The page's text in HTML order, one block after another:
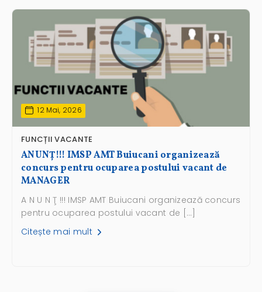
12 Mai, 2026
FUNCȚII VACANTE
ANUNŢ!!! IMSP AMT Buiucani organizează
concurs pentru ocuparea postului vacant de
MANAGER
A N U N Ţ !!! IMSP AMT Buiucani organizează concurs
pentru ocuparea postului vacant de […]
Citește mai mult